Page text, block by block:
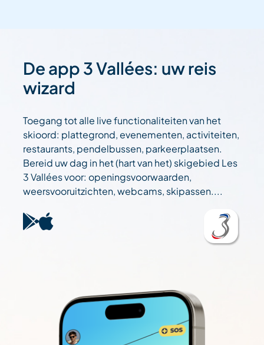
De app 3 Vallées: uw reis
wizard
Toegang tot alle live functionaliteiten van het
skioord: plattegrond, evenementen, activiteiten,
restaurants, pendelbussen, parkeerplaatsen.
Bereid uw dag in het (hart van het) skigebied Les
3 Vallées voor: openingsvoorwaarden,
weersvooruitzichten, webcams, skipassen....